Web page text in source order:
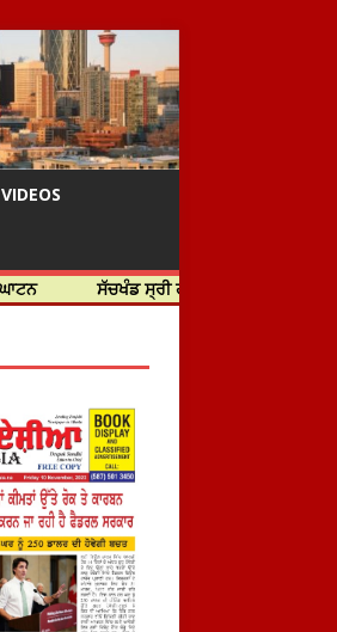
VIDEOS
ਸੱਚਖੰਡ ਸ੍ਰੀ ਹਰਿਮੰਦਰ ਸਾਹਿਬ ਵਿਖੇ ਸਜੇ ਜਲੌਅ